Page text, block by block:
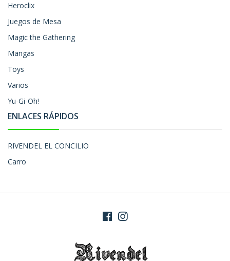
Heroclix
Juegos de Mesa
Magic the Gathering
Mangas
Toys
Varios
Yu-Gi-Oh!
ENLACES RÁPIDOS
RIVENDEL EL CONCILIO
Carro